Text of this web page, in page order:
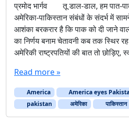
प्रमोद भार्गव तू डाल-डाल, हम पात-
अमेरिका-पाकिस्तान संबंधों के संदर्भ में
आशंका बरकरार है कि पाक को दी जाने
का निर्णय बनाम चेतावनी कब तक स्थिर
अमेरिकी राष्ट्रपतियों की बात तो
Read more »
America America eyes
pakistan
अमेरिका पाकिस्‍तान